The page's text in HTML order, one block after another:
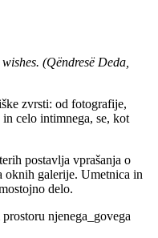
(Qëndresë Deda,
zvrsti: od fotografije,
celo intimnega, se, kot
postavlja vprašanja o
oknih galerije. Umetnica in
delo.
njenega_govega